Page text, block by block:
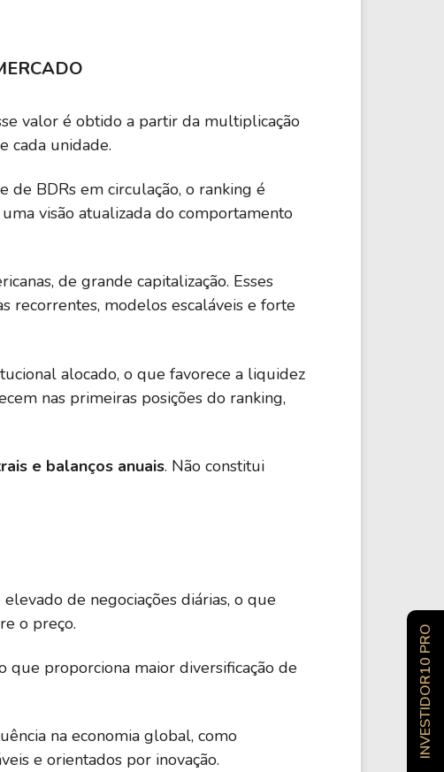
valor é obtido a partir da multiplicação
cada unidade.
de BDRs em circulação, o ranking é
visão atualizada do comportamento
de grande capitalização. Esses
recorrentes, modelos escaláveis e forte
alocado, o que favorece a liquidez
nas primeiras posições do ranking,
e balanços anuais. Não constitui
de negociações diárias, o que
o preço.
que proporciona maior diversificação de
na economia global, como
e orientados por inovação.
INVESTIDOR10 PRO